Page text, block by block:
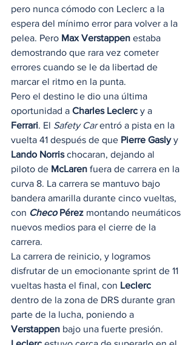
pero nunca cómodo con Leclerc a la
espera del mínimo error para volver a la
pelea. Pero Max Verstappen estaba
demostrando que rara vez cometer
errores cuando se le da libertad de
marcar el ritmo en la punta.
Pero el destino le dio una última
oportunidad a Charles Leclerc y a
Ferrari. El Safety Car entró a pista en la
vuelta 41 después de que Pierre Gasly y
Lando Norris chocaran, dejando al
piloto de McLaren fuera de carrera en la
curva 8. La carrera se mantuvo bajo
bandera amarilla durante cinco vueltas,
con Checo Pérez montando neumáticos
nuevos medios para el cierre de la
carrera.
La carrera de reinicio, y logramos
disfrutar de un emocionante sprint de 11
vueltas hasta el final, con Leclerc
dentro de la zona de DRS durante gran
parte de la lucha, poniendo a
Verstappen bajo una fuerte presión.